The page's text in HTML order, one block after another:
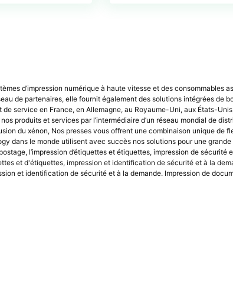
d’impression numérique à haute vitesse et des consommables
de partenaires, elle fournit également des solutions intégrées de
service en France, en Allemagne, au Royaume-Uni, aux États-
produits et services par l’intermédiaire d’un réseau mondial de
du xénon, Nos presses vous offrent une combinaison unique de
dans le monde utilisent avec succès nos solutions pour une
l’impression d’étiquettes et étiquettes, impression de
et d'étiquettes, impression et identification de sécurité et à la
et identification de sécurité et à la demande. Impression de